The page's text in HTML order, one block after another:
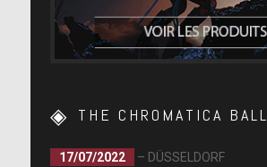
THE CHROMATICA BALL
17/07/2022
– DÜSSELDORF